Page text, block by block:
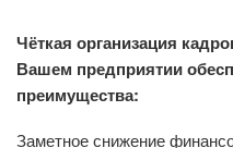
Чёткая организация
Вашем предприятии
преимущества:
Заметное снижение